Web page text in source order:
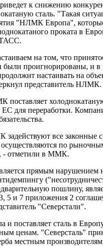
к снижению
сталь. "Такая
"НЛМК Европа",
проката в
на том, что
были проигнорированы, и в
настаивать на
представитель НЛМК.
поставляет
для переработки.
все законные
по
- отметили в ММК.
прямым
пошлину,
5 и 7 приложения 2
"Северстали".
и поставляет сталь в
ценам. "Северсталь"
местным